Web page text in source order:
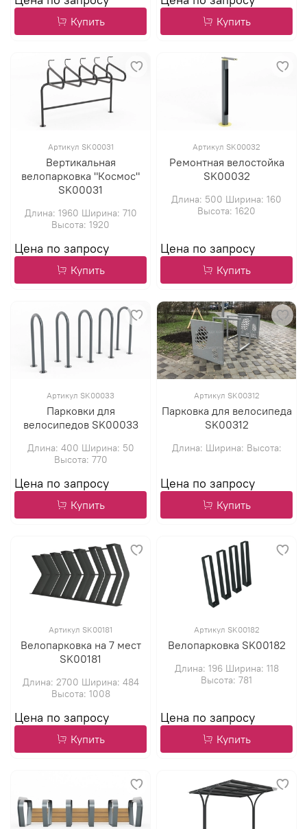
Купить Купить
Артикул SK00031
Вертикальная
велопарковка "Космос"
SK00031
Длина: 1960 Ширина: 710
Высота: 1920
Купить
Артикул SK00032
Ремонтная велостойка
SK00032
Длина: 500 Ширина: 160
Высота: 1620
Купить
Артикул SK00033
Парковки для
велосипедов SK00033
Длина: 400 Ширина: 50
Высота: 770
Купить
Артикул SK00312
Парковка для велосипеда
SK00312
Длина: Ширина: Высота:
Купить
Артикул SK00181
Велопарковка на 7 мест
SK00181
Длина: 2700 Ширина: 484
Высота: 1008
Купить
Артикул SK00182
Велопарковка SK00182
Длина: 196 Ширина: 118
Высота: 781
Купить